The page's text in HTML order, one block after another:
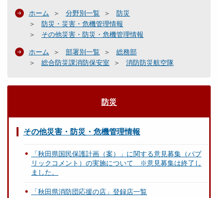
ホーム 分野別一覧
防災
防災・災害・危機管理情報
その他災害・防災・危機管理情報
ホーム 部署別一覧
総務部
総合防災課消防保安室
消防防災航空隊
防災
その他災害・防災・危機管理情報
「秋田県国民保護計画（案）」に関する意見募集（パブ
リックコメント）の実施について ※意見募集は終了し
ました。
「秋田県消防団応援の店」登録店一覧